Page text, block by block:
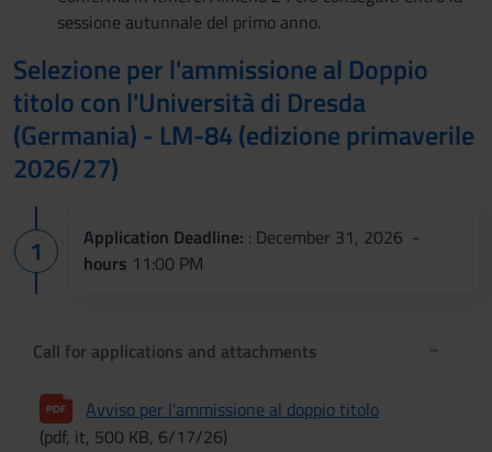
sessione autunnale del primo anno.
Selezione per l'ammissione al Doppio
titolo con l'Università di Dresda
(Germania) - LM-84 (edizione primaverile
2026/27)
Application Deadline: : December 31, 2026 -
hours 11:00 PM
Call for applications and attachments
Avviso per l'ammissione al doppio titolo
(pdf, it, 500 KB, 6/17/26)